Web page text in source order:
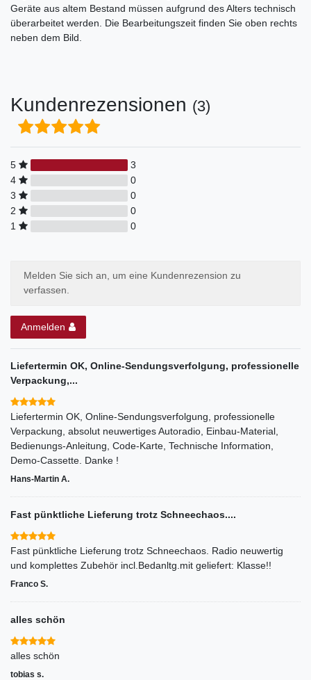
Geräte aus altem Bestand müssen aufgrund des Alters technisch
überarbeitet werden. Die Bearbeitungszeit finden Sie oben rechts
neben dem Bild.
Kundenrezensionen (3)
5
3
4
0
3
0
2
0
1
0
Melden Sie sich an, um eine Kundenrezension zu
verfassen.
Anmelden
Liefertermin OK, Online-Sendungsverfolgung, professionelle
Verpackung,...
Liefertermin OK, Online-Sendungsverfolgung, professionelle
Verpackung, absolut neuwertiges Autoradio, Einbau-Material,
Bedienungs-Anleitung, Code-Karte, Technische Information,
Demo-Cassette. Danke !
Hans-Martin A.
Fast pünktliche Lieferung trotz Schneechaos....
Fast pünktliche Lieferung trotz Schneechaos. Radio neuwertig
und komplettes Zubehör incl.Bedanltg.mit geliefert: Klasse!!
Franco S.
alles schön
alles schön
tobias s.